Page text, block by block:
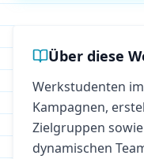
Über diese
Werkstudenten
Kampagnen,
Zielgruppen
dynamischen